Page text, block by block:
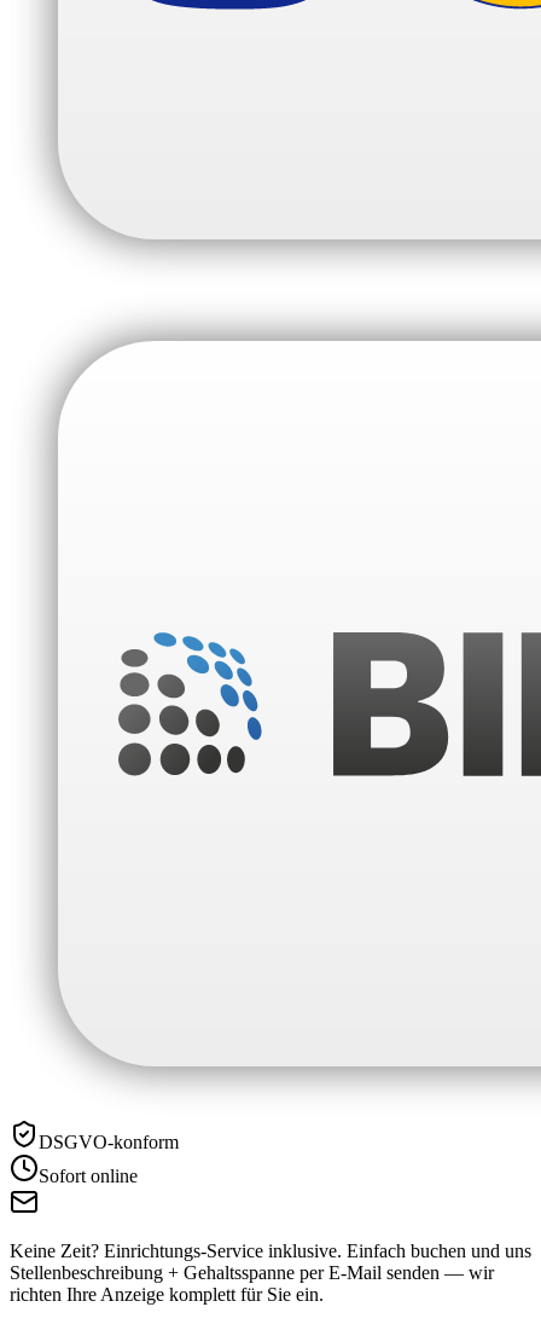
DSGVO-konform
Sofort online
Keine Zeit? Einrichtungs-Service inklusive. Einfach buchen und uns
Stellenbeschreibung + Gehaltsspanne per E-Mail senden — wir
richten Ihre Anzeige komplett für Sie ein.